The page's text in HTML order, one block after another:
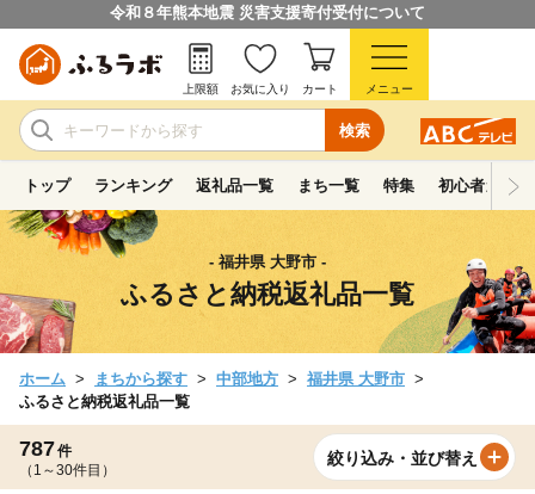
令和８年熊本地震 災害支援寄付受付について
検索
上限額 お気に入り カート メニュー
トップ ランキング 返礼品一覧 まち一覧 特集 初心者ガイド
- 福井県 大野市 -
ふるさと納税返礼品一覧
ホーム まちから探す 中部地方
福井県 大野市
ふるさと納税返礼品一覧
787件
（1～30件目）
絞り込み・並び替え